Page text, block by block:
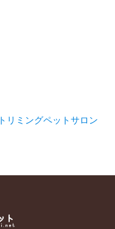
トリミングペットサロン